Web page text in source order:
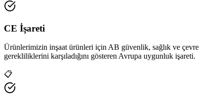
CE İşareti
Ürünlerimizin inşaat ürünleri için AB güvenlik, sağlık ve çevre
gerekliliklerini karşıladığını gösteren Avrupa uygunluk işareti.
📋